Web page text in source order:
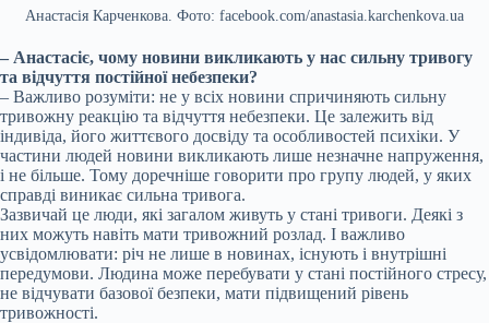
Анастасія Карченкова. Фото: facebook.com/anastasia.karchenkova.ua
– Анастасіє, чому новини викликають у нас сильну тривогу
та відчуття постійної небезпеки?
– Важливо розуміти: не у всіх новини спричиняють сильну
тривожну реакцію та відчуття небезпеки. Це залежить від
індивіда, його життєвого досвіду та особливостей психіки. У
частини людей новини викликають лише незначне напруження,
і не більше. Тому доречніше говорити про групу людей, у яких
справді виникає сильна тривога.
Зазвичай це люди, які загалом живуть у стані тривоги. Деякі з
них можуть навіть мати тривожний розлад. І важливо
усвідомлювати: річ не лише в новинах, існують і внутрішні
передумови. Людина може перебувати у стані постійного стресу,
не відчувати базової безпеки, мати підвищений рівень
тривожності.